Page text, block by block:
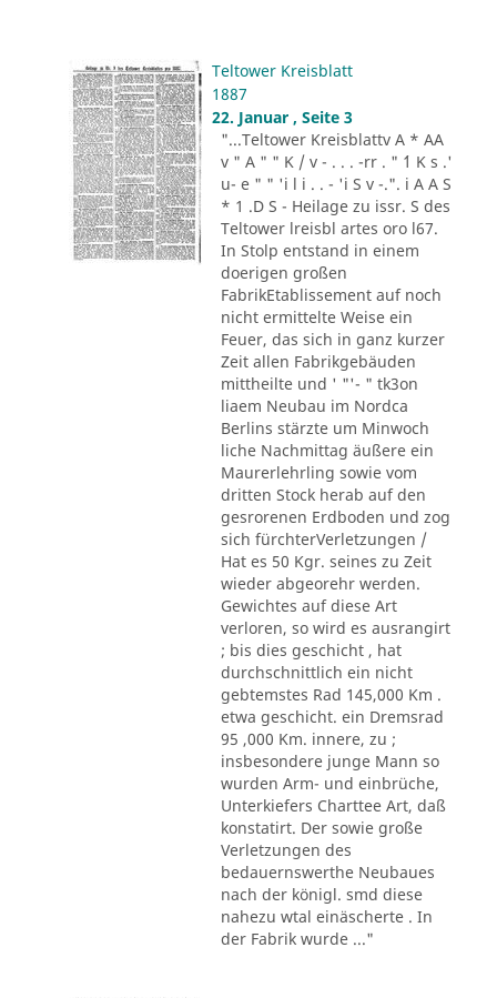
Teltower Kreisblatt
1887
22. Januar , Seite 3
"...Teltower Kreisblattv A * AA
v " A " " K / v - . . . -rr . " ´1 K s .'
u- e " " 'i l i . . - 'i S v -.". i A A S
* 1 .D S - Heilage zu issr. S des
Teltower lreisbl artes oro l67.
In Stolp entstand in einem
doerigen großen
FabrikEtablissement auf noch
nicht ermittelte Weise ein
Feuer, das sich in ganz kurzer
Zeit allen Fabrikgebäuden
mittheilte und ' "'- " tk3on
liaem Neubau im Nordca
Berlins stärzte um Minwoch
liche Nachmittag äußere ein
Maurerlehrling sowie vom
dritten Stock herab auf den
gesrorenen Erdboden und zog
sich fürchterVerletzungen /
Hat es 50 Kgr. seines zu Zeit
wieder abgeorehr werden.
Gewichtes auf diese Art
verloren, so wird es ausrangirt
; bis dies geschicht , hat
durchschnittlich ein nicht
gebtemstes Rad 145,000 Km .
etwa geschicht. ein Dremsrad
95 ,000 Km. innere, zu ;
insbesondere junge Mann so
wurden Arm- und einbrüche,
Unterkiefers Charttee Art, daß
konstatirt. Der sowie große
Verletzungen des
bedauernswerthe Neubaues
nach der königl. smd diese
nahezu wtal einäscherte . In
der Fabrik wurde ..."